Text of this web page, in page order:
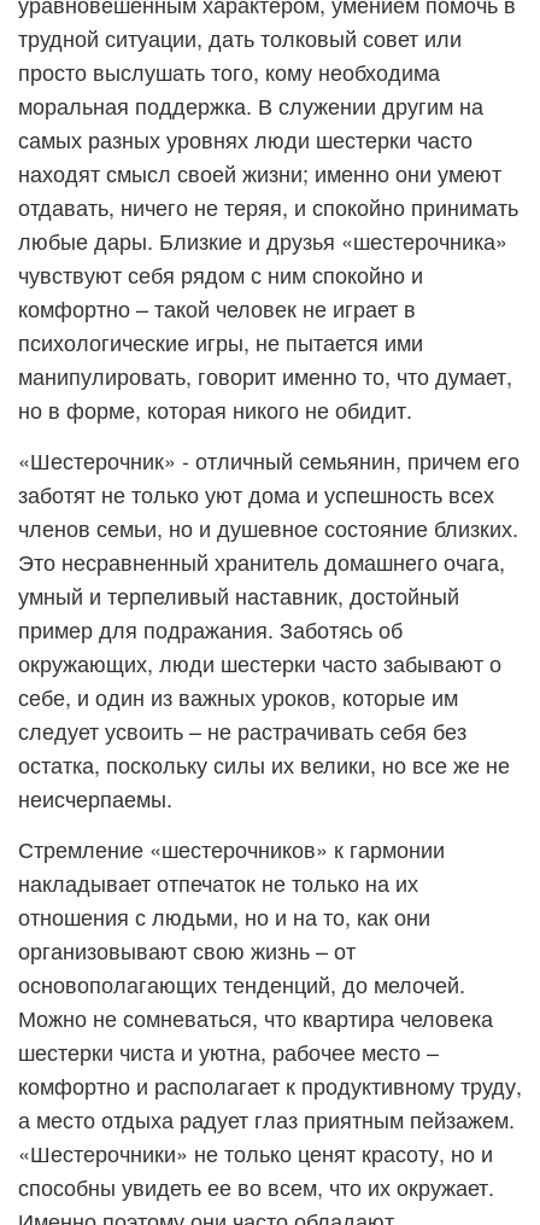
трудной ситуации, дать толковый совет или
просто выслушать того, кому необходима
моральная поддержка. В служении другим на
самых разных уровнях люди шестерки часто
находят смысл своей жизни; именно они умеют
отдавать, ничего не теряя, и спокойно принимать
любые дары. Близкие и друзья «шестерочника»
чувствуют себя рядом с ним спокойно и
комфортно – такой человек не играет в
психологические игры, не пытается ими
манипулировать, говорит именно то, что думает,
но в форме, которая никого не обидит.
«Шестерочник» - отличный семьянин, причем его
заботят не только уют дома и успешность всех
членов семьи, но и душевное состояние близких.
Это несравненный хранитель домашнего очага,
умный и терпеливый наставник, достойный
пример для подражания. Заботясь об
окружающих, люди шестерки часто забывают о
себе, и один из важных уроков, которые им
следует усвоить – не растрачивать себя без
остатка, поскольку силы их велики, но все же не
неисчерпаемы.
Стремление «шестерочников» к гармонии
накладывает отпечаток не только на их
отношения с людьми, но и на то, как они
организовывают свою жизнь – от
основополагающих тенденций, до мелочей.
Можно не сомневаться, что квартира человека
шестерки чиста и уютна, рабочее место –
комфортно и располагает к продуктивному труду,
а место отдыха радует глаз приятным пейзажем.
«Шестерочники» не только ценят красоту, но и
способны увидеть ее во всем, что их окружает.